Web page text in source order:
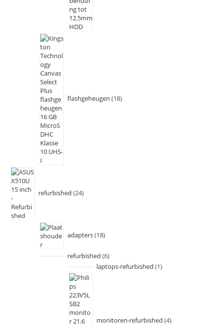
flashgeheugen 18
refurbished 24
adapters 18
refurbished 6
laptops-refurbished 1
monitoren-refurbished 4